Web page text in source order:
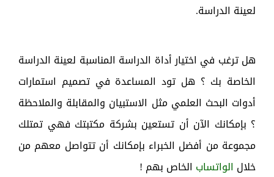
لعينة الدراسة.
هل ترغب في اختيار أداة الدراسة المناسبة لعينة الدراسة
الخاصة بك ؟ هل تود المساعدة في تصميم استمارات
أدوات البحث العلمي مثل الاستبيان والمقابلة والملاحظة
؟ بإمكانك الآن أن تستعين بشركة مكتبتك فهي تمتلك
مجموعة من أفضل الخبراء بإمكانك أن تتواصل معهم من
خلال الواتساب الخاص بهم !